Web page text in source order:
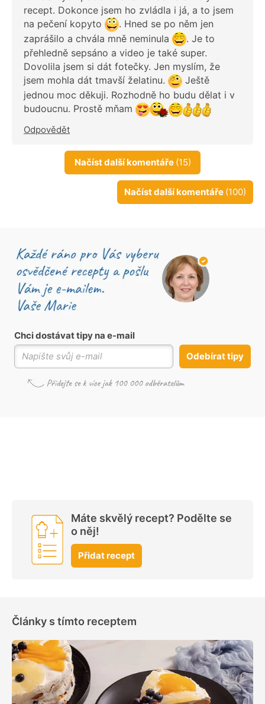
recept. Dokonce jsem ho zvládla i já, a to jsem
na pečení kopyto
. Hned se po něm jen
zaprášilo a chvála mně neminula
. Je to
přehledně sepsáno a video je také super.
Dovolila jsem si dát fotečky. Jen myslím, že
jsem mohla dát tmavší želatinu.
Ještě
jednou moc děkuji. Rozhodně ho budu dělat i v
budoucnu. Prostě mňam
Odpovědět
Načíst další komentáře (15)
Načíst další komentáře (100)
Chci dostávat tipy na e-mail
Odebírat tipy
Máte skvělý recept? Podělte se
o něj!
Přidat recept
Články s tímto receptem